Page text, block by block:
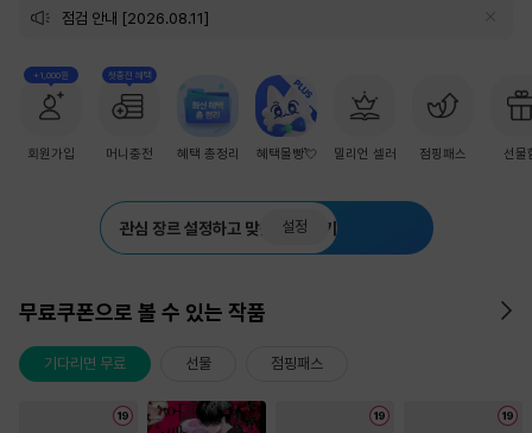
점검 안내 [2026.08.11]
+1,000원
회원가입
첫충전 혜택
머니충전 혜택 총정리 혜택몰빵💘 밀리언 셀러 점핑패스 선물
관심 장르 설정하고 맞춤 추천 받기
설정
무료쿠폰으로 볼 수 있는 작품
기다리면 무료 선물 점핑패스